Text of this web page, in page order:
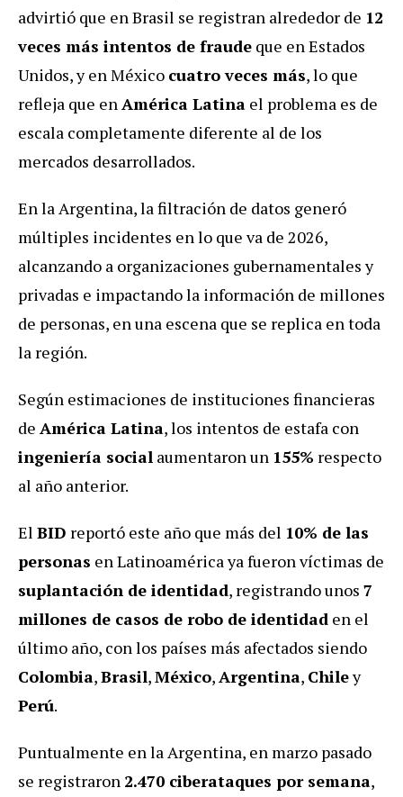
advirtió que en Brasil se registran alrededor de 12
veces más intentos de fraude que en Estados
Unidos, y en México cuatro veces más, lo que
refleja que enAmérica Latina el problema es de
escala completamente diferente al de los
mercados desarrollados.
En la Argentina, la filtración de datos generó
múltiples incidentes en lo que va de 2026,
alcanzando a organizaciones gubernamentales y
privadas e impactando la información de millones
de personas, en una escena que se replica en toda
la región.
Según estimaciones de instituciones financieras
de América Latina, los intentos de estafa con
ingeniería social aumentaron un 155% respecto
al año anterior.
El BID reportó este año que más del 10% de las
personas en Latinoamérica ya fueron víctimas de
suplantación de identidad, registrando unos 7
millones de casos de robo de identidad en el
último año, con los países más afectados siendo
Colombia,Brasil,México,Argentina, Chiley
Perú.
Puntualmente en la Argentina, en marzo pasado
se registraron 2.470 ciberataques por semana,